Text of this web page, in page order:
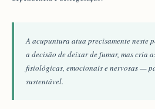
A acupuntura atua precisamente neste
a decisão de deixar de fumar, mas cria
fisiológicas, emocionais e nervosas —
sustentável.